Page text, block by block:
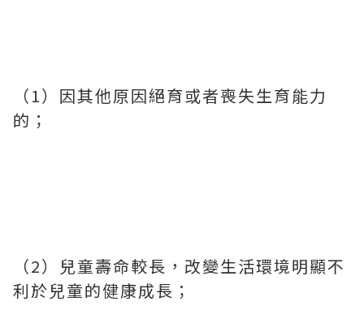
（1）因其他原因絕育或者喪失生育能力
的；
（2）兒童壽命較長，改變生活環境明顯不
利於兒童的健康成長；